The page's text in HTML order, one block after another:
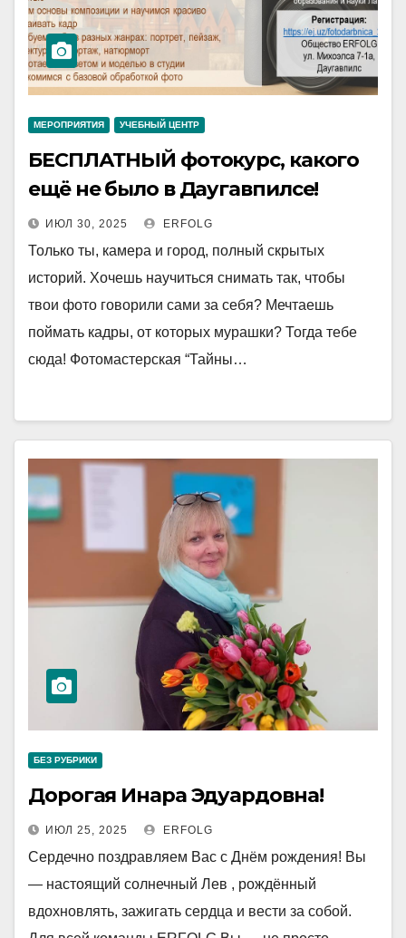
МЕРОПРИЯТИЯ УЧЕБНЫЙ ЦЕНТР
БЕСПЛАТНЫЙ фотокурс, какого
ещё не было в Даугавпилсе!
ИЮЛ 30, 2025 ERFOLG
Только ты, камера и город, полный скрытых
историй. Хочешь научиться снимать так, чтобы
твои фото говорили сами за себя? Мечтаешь
поймать кадры, от которых мурашки? Тогда тебе
сюда! Фотомастерская “Тайны…
БЕЗ РУБРИКИ
Дорогая Инара Эдуардовна!
ИЮЛ 25, 2025 ERFOLG
Сердечно поздравляем Вас с Днём рождения! Вы
— настоящий солнечный Лев , рождённый
вдохновлять, зажигать сердца и вести за собой.